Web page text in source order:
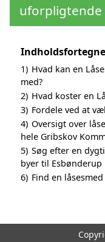
uforpligtende
1) Hvad kan en
med?
2) Hvad koster en
3) Fordele ved at
4) Oversigt over
hele Gribskov
5) Søg efter en
byer til Esbønderup
6) Find en